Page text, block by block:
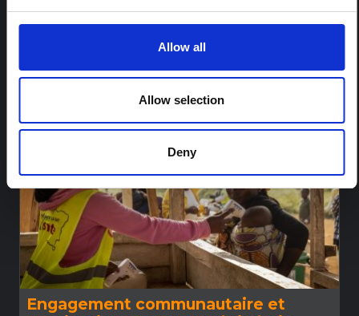
Allow all
Allow selection
Deny
PROCHAIN ARTICLE
Engagement communautaire et